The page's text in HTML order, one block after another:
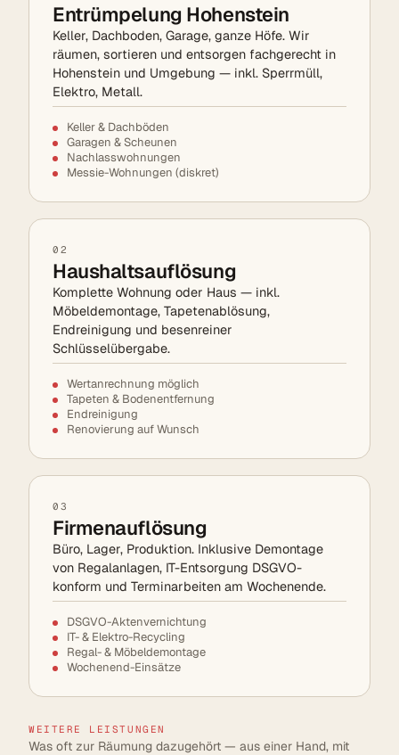
Entrümpelung Hohenstein
Keller, Dachboden, Garage, ganze Höfe. Wir
räumen, sortieren und entsorgen fachgerecht in
Hohenstein und Umgebung — inkl. Sperrmüll,
Elektro, Metall.
Keller & Dachböden
Garagen & Scheunen
Nachlasswohnungen
Messie-Wohnungen (diskret)
02
Haushaltsauflösung
Komplette Wohnung oder Haus — inkl.
Möbeldemontage, Tapetenablösung,
Endreinigung und besenreiner
Schlüsselübergabe.
Wertanrechnung möglich
Tapeten & Bodenentfernung
Endreinigung
Renovierung auf Wunsch
03
Firmenauflösung
Büro, Lager, Produktion. Inklusive Demontage
von Regalanlagen, IT-Entsorgung DSGVO-
konform und Terminarbeiten am Wochenende.
DSGVO-Aktenvernichtung
IT- & Elektro-Recycling
Regal- & Möbeldemontage
Wochenend-Einsätze
WEITERE LEISTUNGEN
Was oft zur Räumung dazugehört — aus einer Hand, mit